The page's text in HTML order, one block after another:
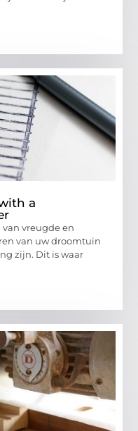
a
vreugde en
van uw droomtuin
zijn. Dit is waar